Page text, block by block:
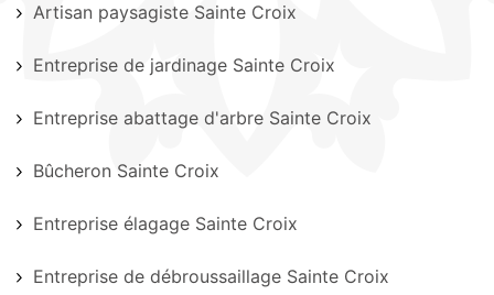
Artisan paysagiste Sainte Croix
Entreprise de jardinage Sainte Croix
Entreprise abattage d'arbre Sainte Croix
Bûcheron Sainte Croix
Entreprise élagage Sainte Croix
Entreprise de débroussaillage Sainte Croix